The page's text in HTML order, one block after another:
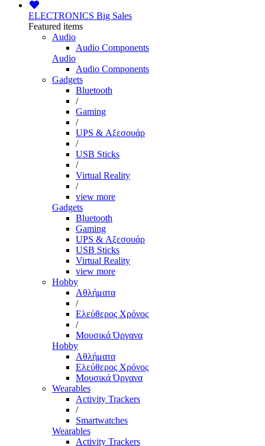
ELECTRONICS Big Sales
Featured items
Audio
Audio Components
Audio
Audio Components
Gadgets
Bluetooth
/
Gaming
/
UPS & Αξεσουάρ
/
USB Sticks
/
Virtual Reality
/
view more
Gadgets
Bluetooth
Gaming
UPS & Αξεσουάρ
USB Sticks
Virtual Reality
view more
Hobby
Αθλήματα
/
Ελεύθερος Χρόνος
/
Μουσικά Όργανα
Hobby
Αθλήματα
Ελεύθερος Χρόνος
Μουσικά Όργανα
Wearables
Activity Trackers
/
Smartwatches
Wearables
Activity Trackers